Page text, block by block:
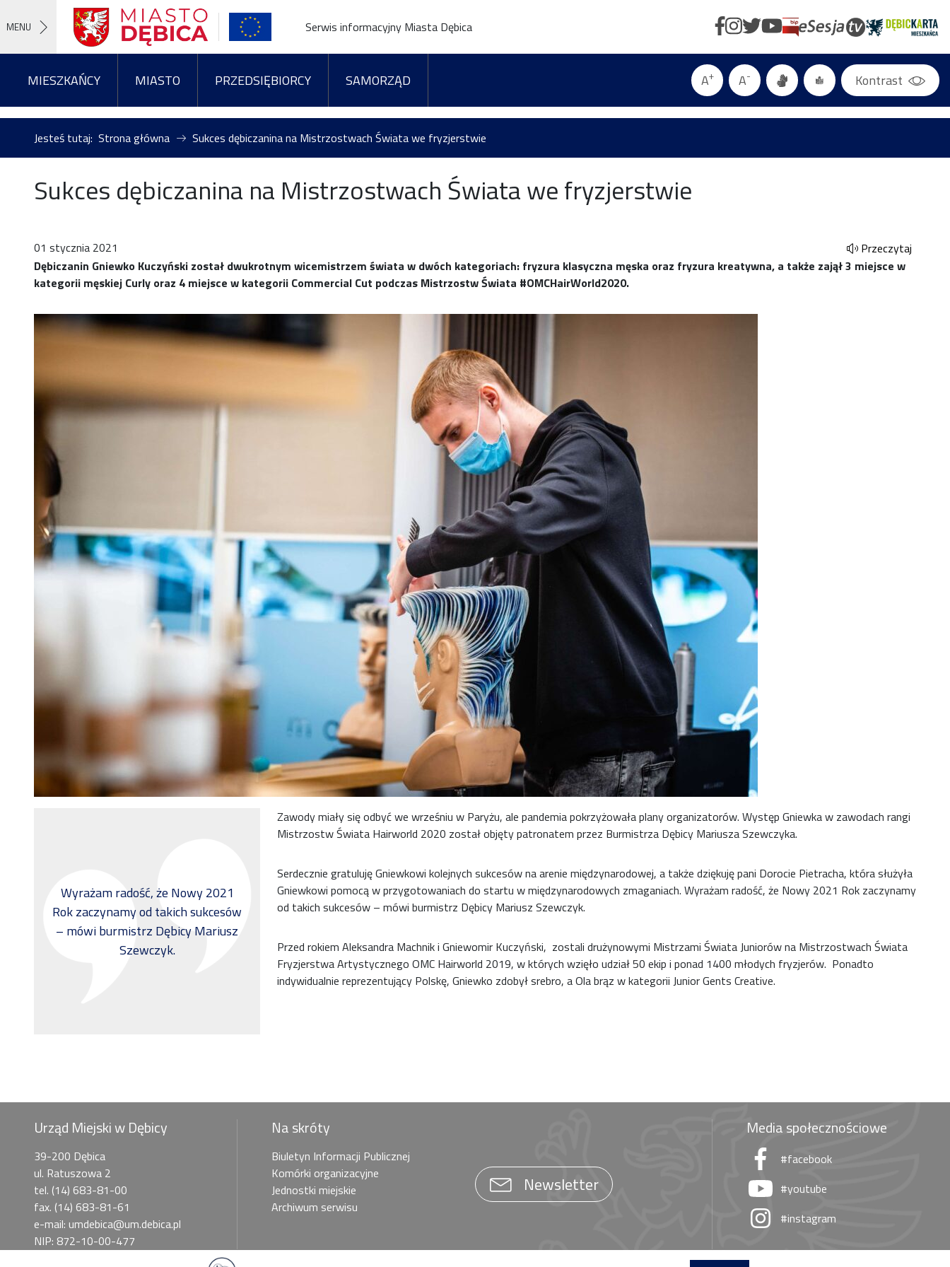
MENU Serwis informacyjny Miasta Dębica
MIESZKAŃCY MIASTO PRZEDSIĘBIORCY SAMORZĄD A+ A- Kontrast
Jesteś tutaj: Strona główna Sukces dębiczanina na Mistrzostwach Świata we fryzjerstwie
Sukces dębiczanina na Mistrzostwach Świata we fryzjerstwie
01 stycznia 2021
Przeczytaj
Dębiczanin Gniewko Kuczyński został dwukrotnym wicemistrzem świata w dwóch kategoriach: fryzura klasyczna męska oraz fryzura kreatywna, a także zajął 3 miejsce w
kategorii męskiej Curly oraz 4 miejsce w kategorii Commercial Cut podczas Mistrzostw Świata #OMCHairWorld2020.
Wyrażam radość, że Nowy 2021
Rok zaczynamy od takich sukcesów
– mówi burmistrz Dębicy Mariusz
Szewczyk.
Zawody miały się odbyć we wrześniu w Paryżu, ale pandemia pokrzyżowała plany organizatorów. Występ Gniewka w zawodach rangi
Mistrzostw Świata Hairworld 2020 został objęty patronatem przez Burmistrza Dębicy Mariusza Szewczyka.
Serdecznie gratuluję Gniewkowi kolejnych sukcesów na arenie międzynarodowej, a także dziękuję pani Dorocie Pietracha, która służyła
Gniewkowi pomocą w przygotowaniach do startu w międzynarodowych zmaganiach. Wyrażam radość, że Nowy 2021 Rok zaczynamy
od takich sukcesów – mówi burmistrz Dębicy Mariusz Szewczyk.
Przed rokiem Aleksandra Machnik i Gniewomir Kuczyński, zostali drużynowymi Mistrzami Świata Juniorów na Mistrzostwach Świata
Fryzjerstwa Artystycznego OMC Hairworld 2019, w których wzięło udział 50 ekip i ponad 1400 młodych fryzjerów. Ponadto
indywidualnie reprezentujący Polskę, Gniewko zdobył srebro, a Ola brąz w kategorii Junior Gents Creative.
Urząd Miejski w Dębicy
39-200 Dębica
ul. Ratuszowa 2
tel. (14) 683-81-00
fax. (14) 683-81-61
e-mail: umdebica@um.debica.pl
NIP: 872-10-00-477
Na skróty
Biuletyn Informacji Publicznej
Komórki organizacyjne
Jednostki miejskie
Archiwum serwisu
Newsletter
Media społecznościowe
#facebook
#youtube
#instagram